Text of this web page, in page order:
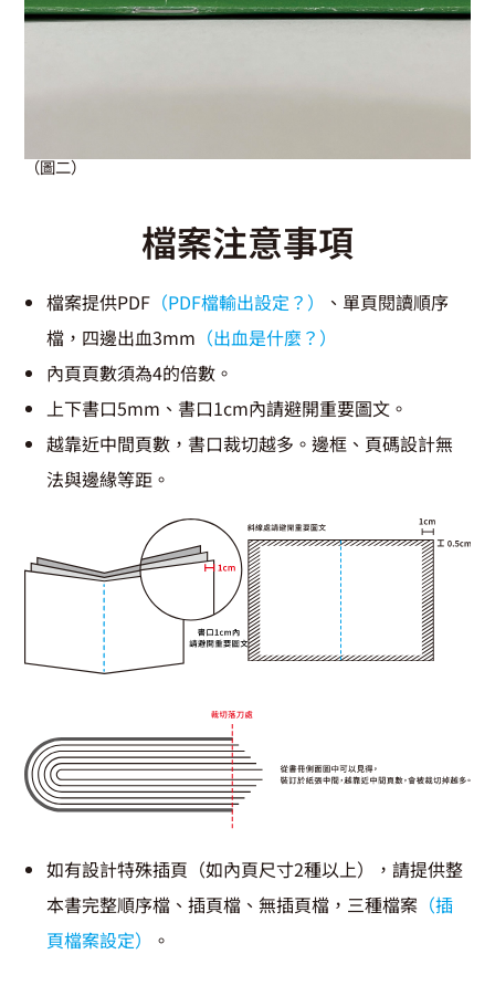
（圖二）
檔案注意事項
檔案提供PDF （PDF檔輸出設定？）
、單頁閱讀順序
檔，四邊出血3mm （出血是什麼？）
內頁頁數須為4的倍數。
上下書口5mm、書口1cm內請避開重要圖文。
越靠近中間頁數，書口裁切越多。邊框、頁碼設計無
法與邊緣等距。
如有設計特殊插頁（如內頁尺寸2種以上），請提供整
本書完整順序檔、插頁檔、無插頁檔，三種檔案 （插
頁檔案設定）
。